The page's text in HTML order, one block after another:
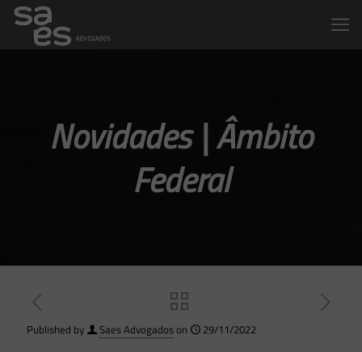
Novidades | Âmbito
Federal
Published by Saes Advogadoson
29/11/2022